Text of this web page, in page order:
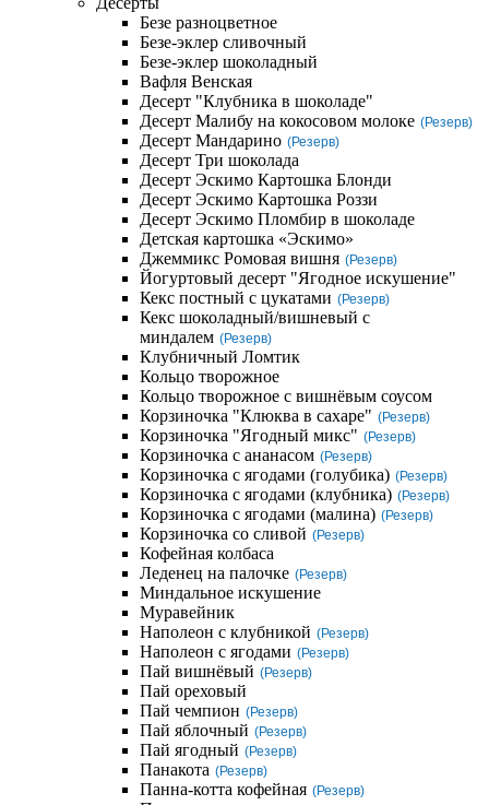
Безе разноцветное
Безе-эклер сливочный
Безе-эклер шоколадный
Вафля Венская
Десерт "Клубника в шоколаде"
Десерт Малибу на кокосовом молоке (Резерв)
Десерт Мандарино (Резерв)
Десерт Три шоколада
Десерт Эскимо Картошка Блонди
Десерт Эскимо Картошка Роззи
Десерт Эскимо Пломбир в шоколаде
Детская картошка «Эскимо»
Джеммикс Ромовая вишня (Резерв)
Йогуртовый десерт "Ягодное искушение"
Кекс постный с цукатами (Резерв)
Кекс шоколадный/вишневый с
миндалем (Резерв)
Клубничный Ломтик
Кольцо творожное
Кольцо творожное с вишнёвым соусом
Корзиночка "Клюква в сахаре" (Резерв)
Корзиночка "Ягодный микс" (Резерв)
Корзиночка с ананасом (Резерв)
Корзиночка с ягодами (голубика) (Резерв)
Корзиночка с ягодами (клубника) (Резерв)
Корзиночка с ягодами (малина) (Резерв)
Корзиночка со сливой (Резерв)
Кофейная колбаса
Леденец на палочке (Резерв)
Миндальное искушение
Муравейник
Наполеон с клубникой (Резерв)
Наполеон с ягодами (Резерв)
Пай вишнёвый (Резерв)
Пай ореховый
Пай чемпион (Резерв)
Пай яблочный (Резерв)
Пай ягодный (Резерв)
Панакота (Резерв)
Панна-котта кофейная (Резерв)